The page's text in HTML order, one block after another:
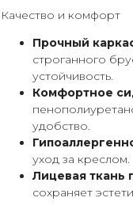
Качество и комфорт
Прочный
строганного
устойчивость.
Комфортное
удобство.
уход за креслом.
Лицевая ткань
сохраняет